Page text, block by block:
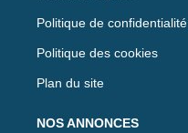
Politique de confidentialité
Politique des cookies
Plan du site
NOS ANNONCES